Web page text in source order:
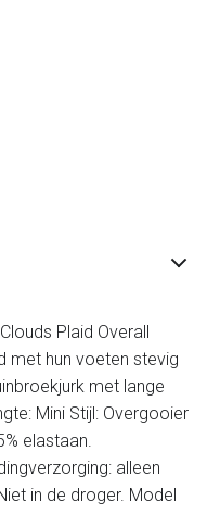
Plaid Overall
met hun voeten stevig
met lange
Mini Stijl: Overgooier
elastaan.
alleen
in de droger. Model